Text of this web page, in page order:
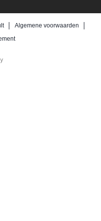
Algemene voorwaarden